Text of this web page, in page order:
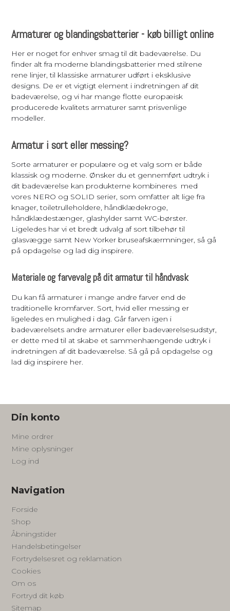
Armaturer og blandingsbatterier - køb billigt online
Her er noget for enhver smag til dit badeværelse. Du
finder alt fra moderne blandingsbatterier med stilrene
rene linjer, til klassiske armaturer udført i eksklusive
designs. De er et vigtigt element i indretningen af dit
badeværelse, og vi har mange flotte europæisk
producerede kvalitets armaturer samt prisvenlige
modeller.
Armatur i sort eller messing?
Sorte armaturer er populære og et valg som er både
klassisk og moderne. Ønsker du et gennemført udtryk i
dit badeværelse kan produkterne kombineres med
vores NERO og SOLID serier, som omfatter alt lige fra
knager, toiletrulleholdere, håndklædekroge,
håndklædestænger, glashylder samt WC-børster.
Ligeledes har vi et bredt udvalg af sort tilbehør til
glasvægge samt New Yorker bruseafskærmninger, så gå
på opdagelse og lad dig inspirere.
Materiale og farvevalg på dit armatur til håndvask
Du kan få armaturer i mange andre farver end de
traditionelle kromfarver. Sort, hvid eller messing er
ligeledes en mulighed i dag. Går farven igen i
badeværelsets andre armaturer eller badeværelsesudstyr,
er dette med til at skabe et sammenhængende udtryk i
indretningen af dit badeværelse. Så gå på opdagelse og
lad dig inspirere her.
Din konto
Mine ordrer
Mine oplysninger
Log ind
Navigation
Forside
Shop
Åbningstider
Handelsbetingelser
Fortrydelsesret og reklamation
Cookies
Om os
Fortryd dit køb
Sitemap